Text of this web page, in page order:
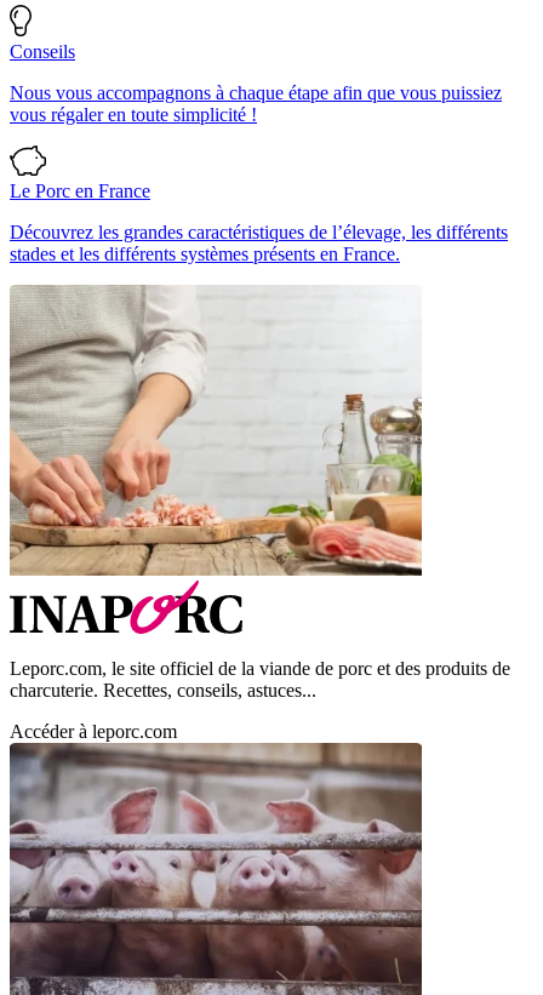
Conseils
Nous vous accompagnons à chaque étape afin que vous puissiez
vous régaler en toute simplicité !
Le Porc en France
Découvrez les grandes caractéristiques de l’élevage, les différents
stades et les différents systèmes présents en France.
Leporc.com, le site officiel de la viande de porc et des produits de
charcuterie. Recettes, conseils, astuces...
Accéder à leporc.com